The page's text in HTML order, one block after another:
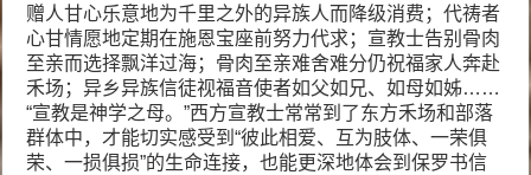
赠人甘心乐意地为千里之外的异族人而降级消费；代祷者
心甘情愿地定期在施恩宝座前努力代求；宣教士告别骨肉
至亲而选择飘洋过海；骨肉至亲难舍难分仍祝福家人奔赴
禾场；异乡异族信徒视福音使者如父如兄、如母如姊……
“宣教是神学之母。”西方宣教士常常到了东方禾场和部落
群体中，才能切实感受到“彼此相爱、互为肢体、一荣俱
荣、一损俱损”的生命连接，也能更深地体会到保罗书信